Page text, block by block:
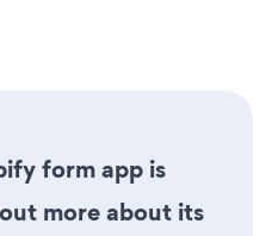
form app is
more about its